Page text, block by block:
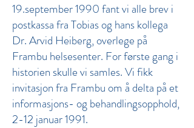
19.september 1990 fant vi alle brev i
postkassa fra Tobias og hans kollega
Dr. Arvid Heiberg, overlege på
Frambu helsesenter. For første gang i
historien skulle vi samles. Vi fikk
invitasjon fra Frambu om å delta på et
informasjons- og behandlingsopphold,
2-12 januar 1991.